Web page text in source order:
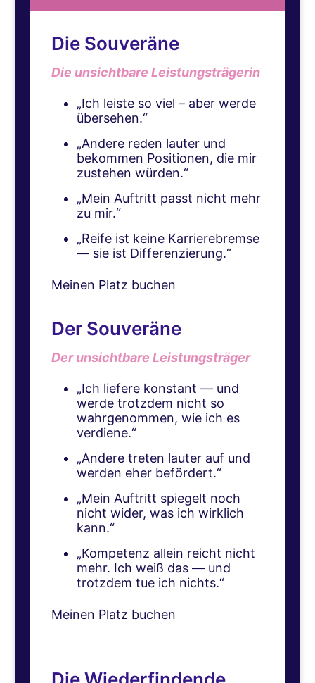
Die Souveräne
Die unsichtbare Leistungsträgerin
„Ich leiste so viel – aber werde
übersehen.“
„Andere reden lauter und
bekommen Positionen, die mir
zustehen würden.“
„Mein Auftritt passt nicht mehr
zu mir.“
„Reife ist keine Karrierebremse
— sie ist Differenzierung.“
Meinen Platz buchen
Der Souveräne
Der unsichtbare Leistungsträger
„Ich liefere konstant — und
werde trotzdem nicht so
wahrgenommen, wie ich es
verdiene.“
„Andere treten lauter auf und
werden eher befördert.“
„Mein Auftritt spiegelt noch
nicht wider, was ich wirklich
kann.“
„Kompetenz allein reicht nicht
mehr. Ich weiß das — und
trotzdem tue ich nichts.“
Meinen Platz buchen